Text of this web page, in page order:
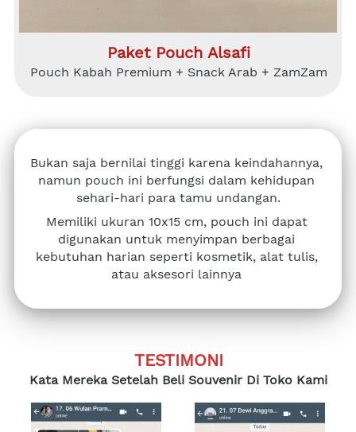
Paket Pouch Alsafi
Pouch Kabah Premium + Snack Arab + ZamZam
Bukan saja bernilai tinggi karena keindahannya,
namun pouch ini berfungsi dalam kehidupan
sehari-hari para tamu undangan.
Memiliki ukuran 10x15 cm, pouch ini dapat
digunakan untuk menyimpan berbagai
kebutuhan harian seperti kosmetik, alat tulis,
atau aksesori lainnya
TESTIMONI
Kata Mereka Setelah Beli Souvenir Di Toko Kami